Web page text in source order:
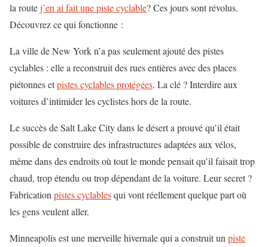
la routej’en ai fait une piste cyclable? Ces jours sont révolus.
Découvrez ce qui fonctionne :
La ville de New York n’a pas seulement ajouté des pistes
cyclables : elle a reconstruit des rues entières avec des places
piétonnes etpistes cyclables protégées. La clé ? Interdire aux
voitures d’intimider les cyclistes hors de la route.
Le succès de Salt Lake City dans le désert a prouvé qu’il était
possible de construire des infrastructures adaptées aux vélos,
même dans des endroits où tout le monde pensait qu’il faisait trop
chaud, trop étendu ou trop dépendant de la voiture. Leur secret ?
Fabrication pistes cyclablesqui vont réellement quelque part où
les gens veulent aller.
Minneapolis est une merveille hivernale qui a construit un piste